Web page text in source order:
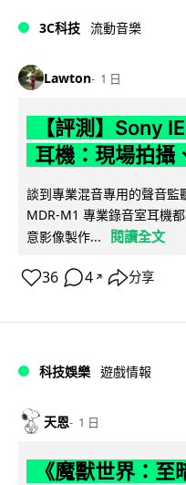
3C科技 流動音樂
Lawton 1 日
【評測】Sony
耳機：現場拍攝
談到專業混音專用的聲音
MDR-M1 專業錄音室耳機
意影像製作...
閱讀全文
36 4 ↗ 分享
科技娛樂 遊戲情報
天恩 1 日
《魔獸世界：